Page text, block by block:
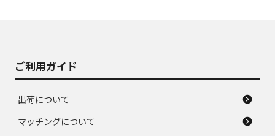
ご利用ガイド
出荷について
マッチングについて